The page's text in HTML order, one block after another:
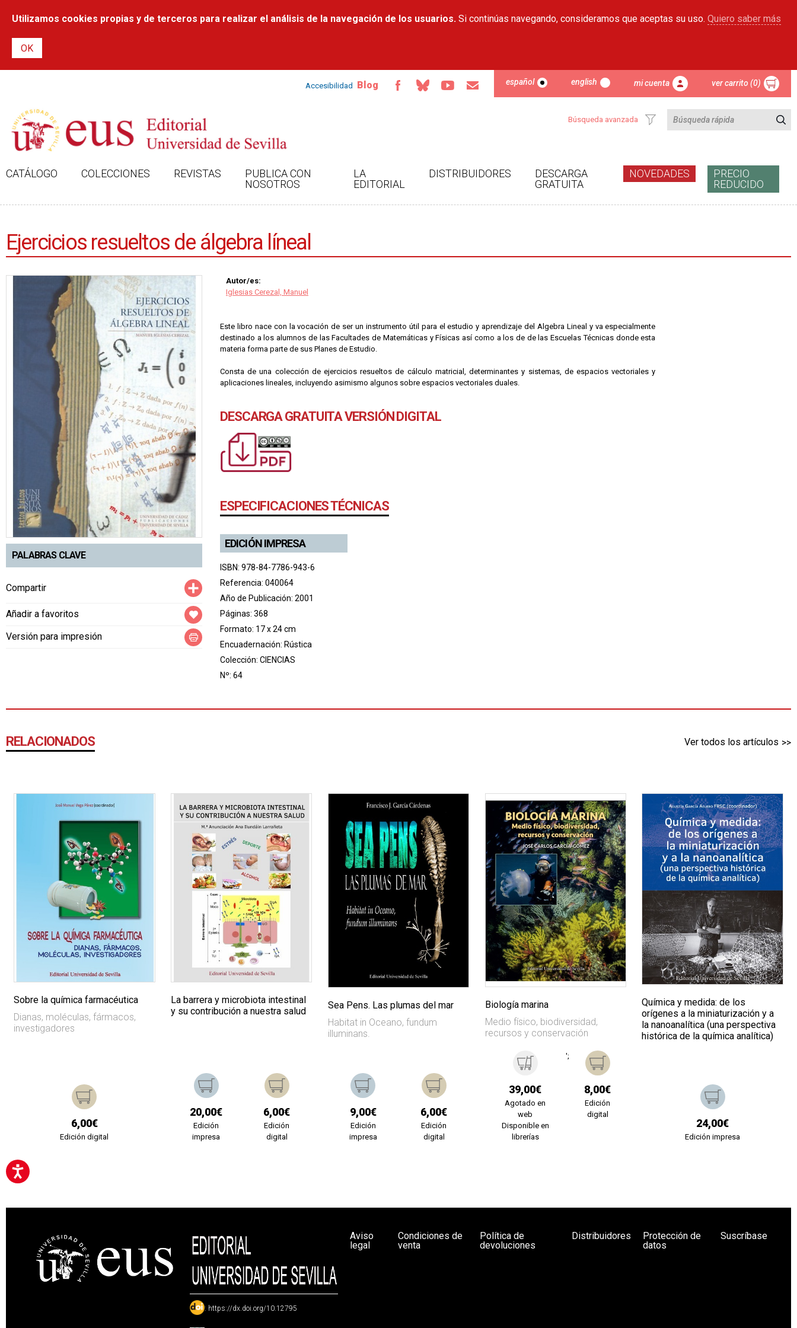
contenido
Utilizamos cookies propias y de terceros para realizar el análisis de la navegación de los usuarios. Si continúas navegando, consideramos que aceptas su uso. Quiero saber más
Accesibilidad Blog español english mi cuenta ver carrito (0)
Búsqueda avanzada
CATÁLOGO COLECCIONES REVISTAS
PUBLICA CON
NOSOTROS
LA
EDITORIAL
DISTRIBUIDORES
DESCARGA
GRATUITA
NOVEDADES
PRECIO
REDUCIDO
Ejercicios resueltos de álgebra líneal
PALABRAS CLAVE
Compartir Compartir
Añadir a favoritos
Versión para impresión
Autor/es:
Iglesias Cerezal, Manuel
Este libro nace con la vocación de ser un instrumento útil para el estudio y aprendizaje del Algebra Lineal y va especialmente
destinado a los alumnos de las Facultades de Matemáticas y Físicas así como a los de de las Escuelas Técnicas donde esta
materia forma parte de sus Planes de Estudio.
Consta de una colección de ejercicios resueltos de cálculo matricial, determinantes y sistemas, de espacios vectoriales y
aplicaciones lineales, incluyendo asimismo algunos sobre espacios vectoriales duales.
DESCARGA GRATUITA VERSIÓN DIGITAL
ESPECIFICACIONES TÉCNICAS
EDICIÓN IMPRESA
ISBN: 978-84-7786-943-6
Referencia: 040064
Año de Publicación: 2001
Páginas: 368
Formato: 17 x 24 cm
Encuadernación: Rústica
Colección: CIENCIAS
Nº: 64
RELACIONADOS Ver todos los artículos
Sobre la química farmacéutica
Dianas, moléculas, fármacos,
investigadores
6,00€
Edición digital
La barrera y microbiota intestinal
y su contribución a nuestra salud
20,00€
Edición
impresa
6,00€
Edición
digital
Sea Pens. Las plumas del mar
Habitat in Oceano, fundum
illuminans.
9,00€
Edición
impresa
6,00€
Edición
digital
Biología marina
Medio físico, biodiversidad,
recursos y conservación
39,00€
Agotado en
web
Disponible en
librerías
';
8,00€
Edición
digital
Química y medida: de los
orígenes a la miniaturización y a
la nanoanalítica (una perspectiva
histórica de la química analítica)
24,00€
Edición impresa
: https://dx.doi.org/10.12795
Aviso
legal
Condiciones de
venta
Política de
devoluciones
Distribuidores
Protección de
datos
Suscríbase